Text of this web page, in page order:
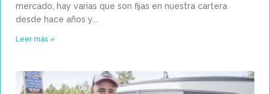
mercado, hay varias que son fijas en nuestra cartera
desde hace años y
Leer más »